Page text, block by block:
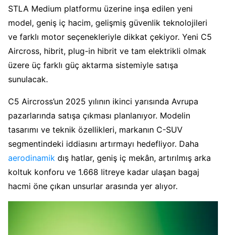
STLA Medium platformu üzerine inşa edilen yeni
model, geniş iç hacim, gelişmiş güvenlik teknolojileri
ve farklı motor seçenekleriyle dikkat çekiyor. Yeni C5
Aircross, hibrit, plug-in hibrit ve tam elektrikli olmak
üzere üç farklı güç aktarma sistemiyle satışa
sunulacak.
C5 Aircross’un 2025 yılının ikinci yarısında Avrupa
pazarlarında satışa çıkması planlanıyor. Modelin
tasarımı ve teknik özellikleri, markanın C-SUV
segmentindeki iddiasını artırmayı hedefliyor. Daha
aerodinamik dış hatlar, geniş iç mekân, artırılmış arka
koltuk konforu ve 1.668 litreye kadar ulaşan bagaj
hacmi öne çıkan unsurlar arasında yer alıyor.